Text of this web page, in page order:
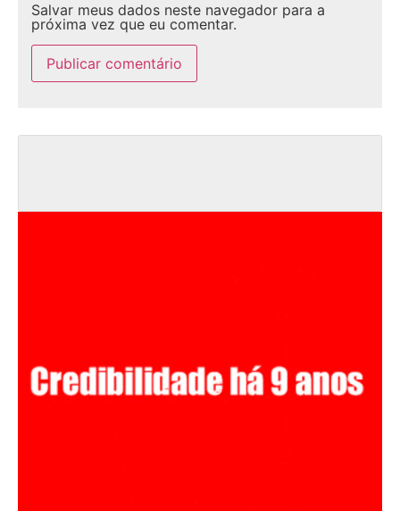
Salvar meus dados neste navegador para a
próxima vez que eu comentar.